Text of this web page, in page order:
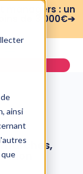
ainsi
managers : un
de 3 000€➔